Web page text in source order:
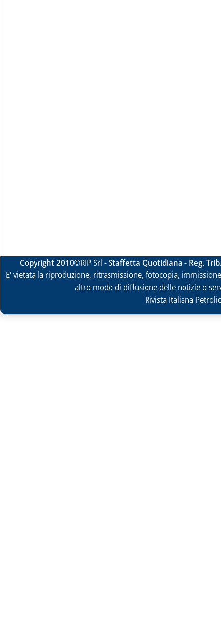
Copyright 2010©RIP Srl -Staffetta Quotidiana - Reg.
E' vietata la riproduzione, ritrasmissione, fotocopia,
altro modo di diffusione delle notizie o
Rivista Italiana